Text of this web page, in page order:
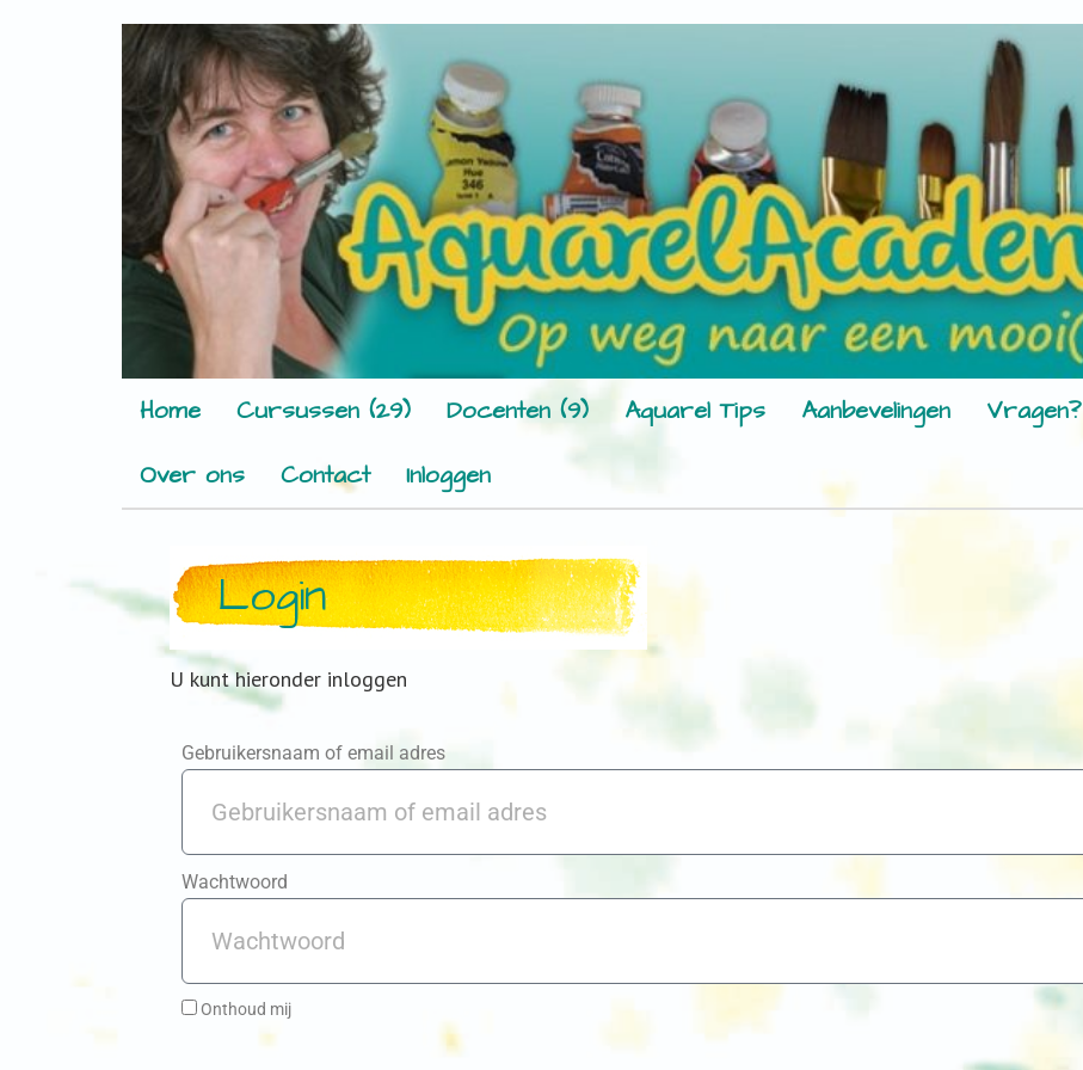
Home Cursussen (29) Docenten (9) Aquarel Tips Aanbevelingen Vragen?
Over ons
Contact Inloggen
Login
U kunt hieronder inloggen
Gebruikersnaam of email adres
Wachtwoord
Onthoud mij